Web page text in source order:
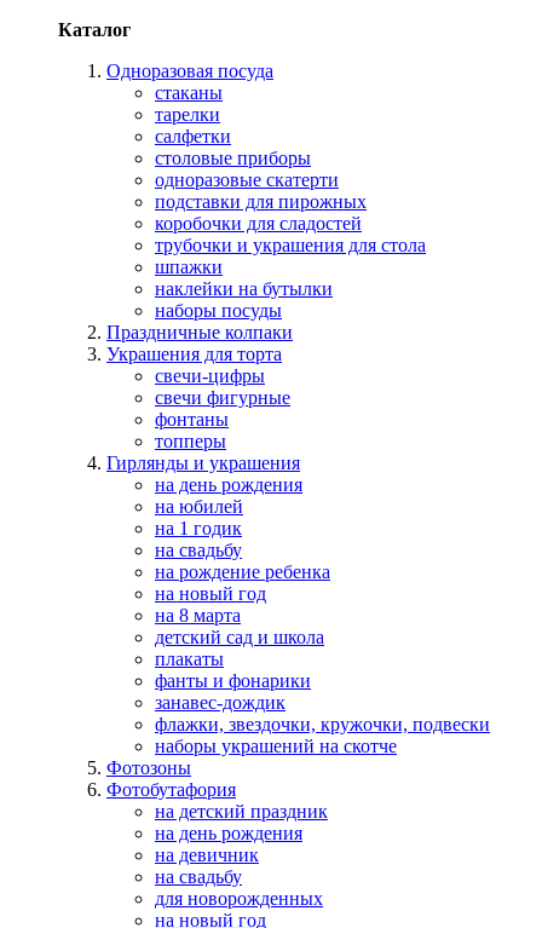
Каталог
Одноразовая посуда
стаканы
тарелки
салфетки
столовые приборы
одноразовые скатерти
подставки для пирожных
коробочки для сладостей
трубочки и украшения для стола
шпажки
наклейки на бутылки
наборы посуды
Праздничные колпаки
Украшения для торта
свечи-цифры
свечи фигурные
фонтаны
топперы
Гирлянды и украшения
на день рождения
на юбилей
на 1 годик
на свадьбу
на рождение ребенка
на новый год
на 8 марта
детский сад и школа
плакаты
фанты и фонарики
занавес-дождик
флажки, звездочки, кружочки, подвески
наборы украшений на скотче
Фотозоны
Фотобутафория
на детский праздник
на день рождения
на девичник
на свадьбу
для новорожденных
на новый год